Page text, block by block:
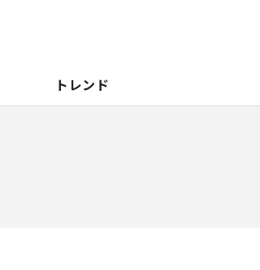
トレンド